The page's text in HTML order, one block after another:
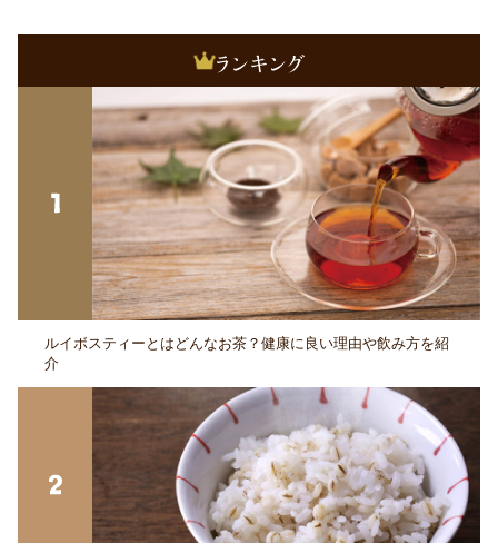
ルイボスティーとはどんなお茶？健康に良い理由や飲み方を紹
介